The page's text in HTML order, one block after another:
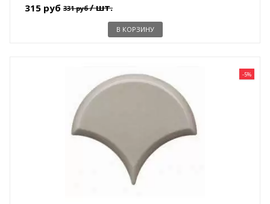
315 руб 331 руб/ шт.
В КОРЗИНУ
-5%